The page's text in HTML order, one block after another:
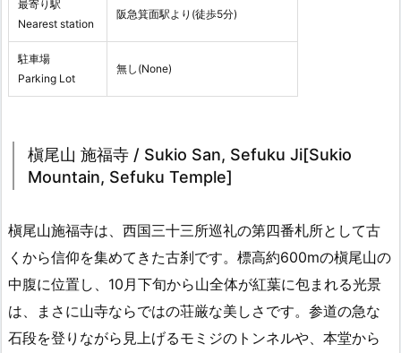
最寄り駅
Nearest station
阪急箕面駅より(徒歩5分)
駐車場
Parking Lot
無し(None)
槇尾山 施福寺 / Sukio San, Sefuku Ji[Sukio
Mountain, Sefuku Temple]
槇尾山施福寺は、西国三十三所巡礼の第四番札所として古
くから信仰を集めてきた古刹です。標高約600mの槇尾山の
中腹に位置し、10月下旬から山全体が紅葉に包まれる光景
は、まさに山寺ならではの荘厳な美しさです。参道の急な
石段を登りながら見上げるモミジのトンネルや、本堂から